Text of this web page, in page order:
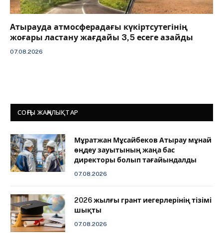
Атырауда атмосферадағы күкіртсутегінің
жоғары ластану жағдайы 3,5 есеге азайды
07.08.2026
СОҢҒЫ ЖАҢАЛЫҚТАР
Мұратжан Мұсайбеков Атырау мұнай
өңдеу зауытының жаңа бас
директоры болып тағайындалды
07.08.2026
2026 жылғы грант иегерлерінің тізімі
шықты
07.08.2026